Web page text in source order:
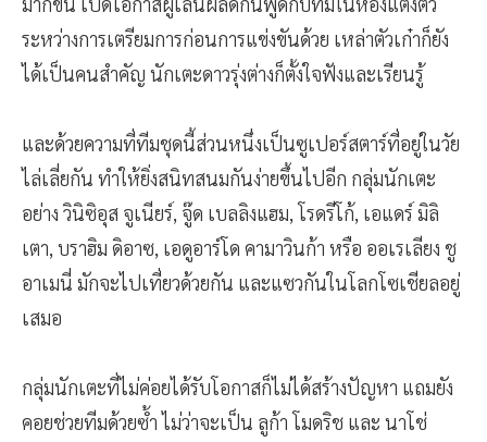
ระหว่างการเตรียมการก่อนการแข่งขันด้วย เหล่าตัวเก๋าก็ยัง
ได้เป็นคนสำคัญ นักเตะดาวรุ่งต่างก็ตั้งใจฟังและเรียนรู้
และด้วยความที่ทีมชุดนี้ส่วนหนึ่งเป็นซูเปอร์สตาร์ที่อยู่ในวัย
ไล่เลี่ยกัน ทำให้ยิ่งสนิทสนมกันง่ายขึ้นไปอีก กลุ่มนักเตะ
อย่าง วินิซิอุส จูเนียร์, จู๊ด เบลลิงแฮม, โรดรีโก้, เอแดร์ มิลิ
เตา, บราฮิม ดิอาซ, เอดูอาร์โด คามาวินก้า หรือ ออเรเลียง ชู
อาเมนี่ มักจะไปเที่ยวด้วยกัน และแซวกันในโลกโซเชียลอยู่
เสมอ
กลุ่มนักเตะที่ไม่ค่อยได้รับโอกาสก็ไม่ได้สร้างปัญหา แถมยัง
คอยช่วยทีมด้วยซ้ำ ไม่ว่าจะเป็น ลูก้า โมดริช และ นาโช่